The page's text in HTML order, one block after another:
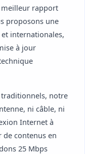
rapport
proposons une
internationales,
à jour
notre
ni câble, ni
Internet à
contenus en
25 Mbps